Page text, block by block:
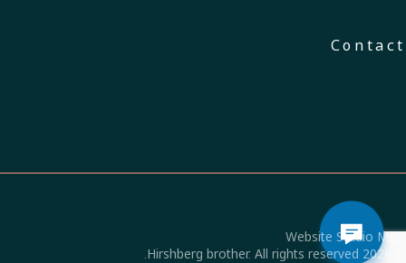
Contact
Website Studio Mozi